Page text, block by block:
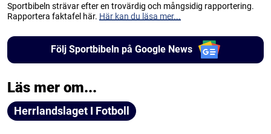
Sportbibeln strävar efter en trovärdig och mångsidig rapportering.
Rapportera faktafel här. Här kan du läsa mer...
Följ Sportbibeln på Google News
Läs mer om...
Herrlandslaget I Fotboll